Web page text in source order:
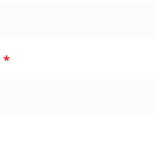
*